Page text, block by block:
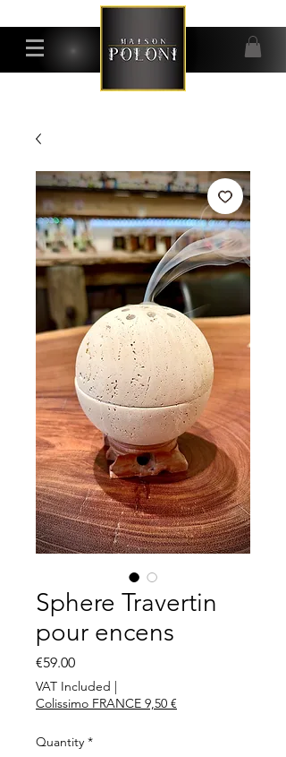
Sphere Travertin
pour encens
€59.00Price
VAT Included |
Colissimo FRANCE 9,50 €
Quantity *